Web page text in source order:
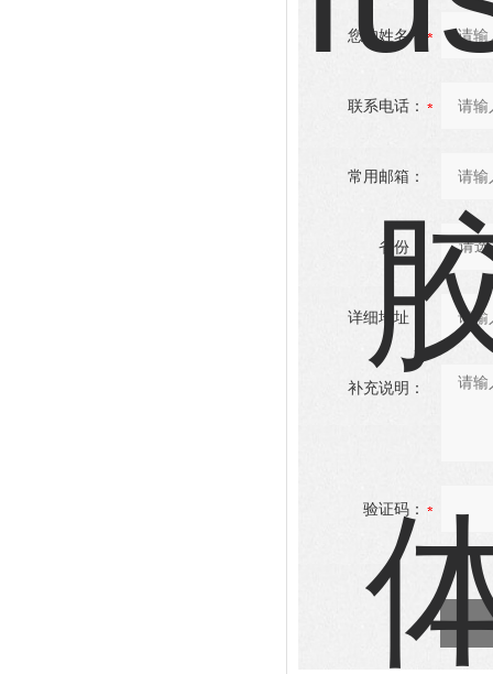
您的姓名：
联系电话：
常用邮箱：
省份：
详细地址：
补充说明：
验证码：